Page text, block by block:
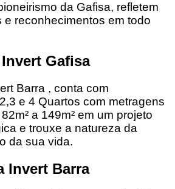
da Gafisa, refletem
e reconhecimentos em todo
Gafisa
Barra , conta com
e 4 Quartos com metragens
a 149m² em um projeto
e trouxe a natureza da
da sua vida.
Invert Barra